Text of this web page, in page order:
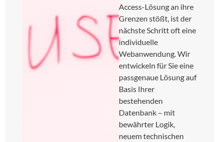
Access-Lösung an ihre
Grenzen stößt, ist der
nächste Schritt oft eine
individuelle
Webanwendung. Wir
entwickeln für Sie eine
passgenaue Lösung auf
Basis Ihrer
bestehenden
Datenbank – mit
bewährter Logik,
neuem technischen